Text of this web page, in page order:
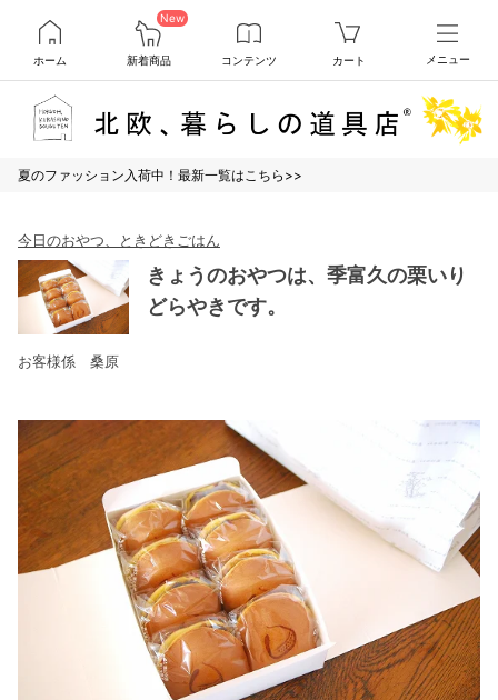
ホーム
New
新着商品 コンテンツ カート メニュー
夏のファッション入荷中！最新一覧はこちら>>
今日のおやつ、ときどきごはん
きょうのおやつは、季富久の栗いり
どらやきです。
お客様係 桑原